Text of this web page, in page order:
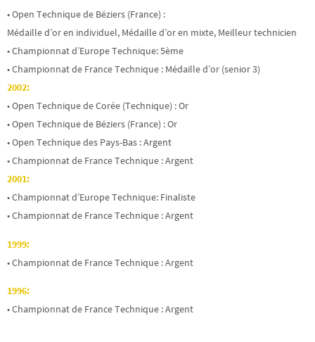
• Open Technique de Béziers (France) :
Médaille d’or en individuel, Médaille d’or en mixte, Meilleur technicien
• Championnat d’Europe Technique: 5ème
• Championnat de France Technique : Médaille d’or (senior 3)
2002:
• Open Technique de Corée (Technique) : Or
• Open Technique de Béziers (France) : Or
• Open Technique des Pays-Bas : Argent
• Championnat de France Technique : Argent
2001:
• Championnat d’Europe Technique: Finaliste
• Championnat de France Technique : Argent
1999:
• Championnat de France Technique : Argent
1996:
• Championnat de France Technique : Argent